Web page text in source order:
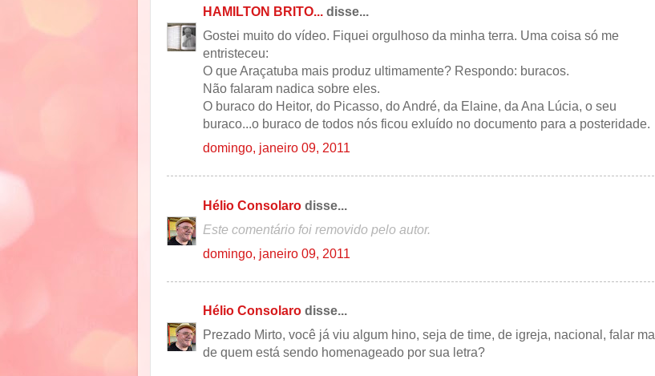
HAMILTON BRITO... disse...
Gostei muito do vídeo. Fiquei orgulhoso da minha terra. Uma coisa só me
entristeceu:
O que Araçatuba mais produz ultimamente? Respondo: buracos.
Não falaram nadica sobre eles.
O buraco do Heitor, do Picasso, do André, da Elaine, da Ana Lúcia, o seu
buraco...o buraco de todos nós ficou exluído no documento para a posteridade.
domingo, janeiro 09, 2011
Hélio Consolaro disse...
Este comentário foi removido pelo autor.
domingo, janeiro 09, 2011
Hélio Consolaro disse...
Prezado Mirto, você já viu algum hino, seja de time, de igreja, nacional, falar mal
de quem está sendo homenageado por sua letra?